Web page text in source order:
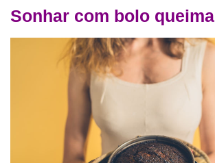
Sonhar com bolo